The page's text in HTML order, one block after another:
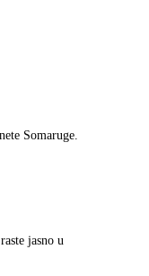
Somaruge.
jasno u